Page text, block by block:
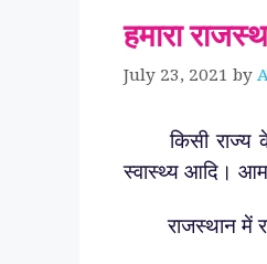
हमारा
July 23, 2021 by
किसी राज्य के
स्वास्थ्य आदि।
राजस्थान में